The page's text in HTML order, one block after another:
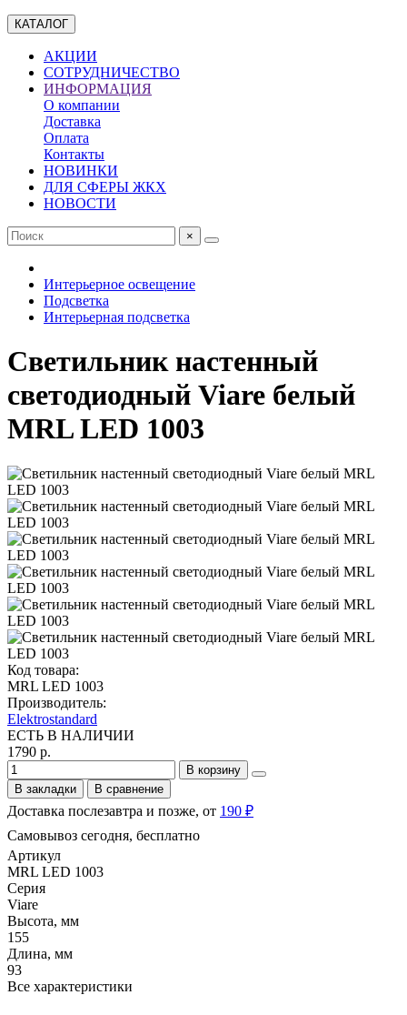
КАТАЛОГ
АКЦИИ
СОТРУДНИЧЕСТВО
ИНФОРМАЦИЯ
О компании
Доставка
Оплата
Контакты
НОВИНКИ
ДЛЯ СФЕРЫ ЖКХ
НОВОСТИ
×
Интерьерное освещение
Подсветка
Интерьерная подсветка
Светильник настенный
светодиодный Viare белый
MRL LED 1003
Код товара:
MRL LED 1003
Производитель:
Elektrostandard
ЕСТЬ В НАЛИЧИИ
1790 р.
В корзину
В закладки
В сравнение
Доставка послезавтра и позже, от 190 ₽
Самовывоз сегодня, бесплатно
Артикул
MRL LED 1003
Серия
Viare
Высота, мм
155
Длина, мм
93
Все характеристики